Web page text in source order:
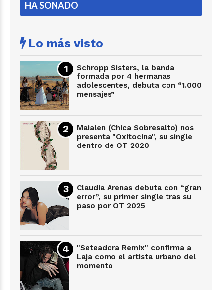
HA SONADO
Lo más visto
Schropp Sisters, la banda
formada por 4 hermanas
adolescentes, debuta con “1.000
mensajes”
Maialen (Chica Sobresalto) nos
presenta "Oxitocina", su single
dentro de OT 2020
Claudia Arenas debuta con “gran
error”, su primer single tras su
paso por OT 2025
"Seteadora Remix" confirma a
Laja como el artista urbano del
momento